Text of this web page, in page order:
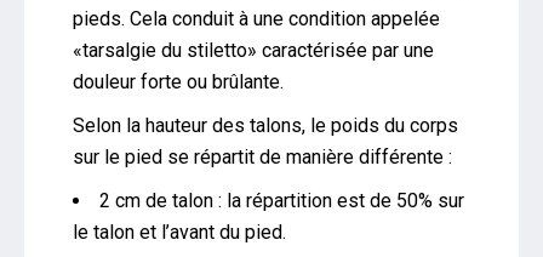
pieds. Cela conduit à une condition appelée
«tarsalgie du stiletto» caractérisée par une
douleur forte ou brûlante.
Selon la hauteur des talons, le poids du corps
sur le pied se répartit de manière différente :
2 cm de talon : la répartition est de 50% sur
le talon et l’avant du pied.